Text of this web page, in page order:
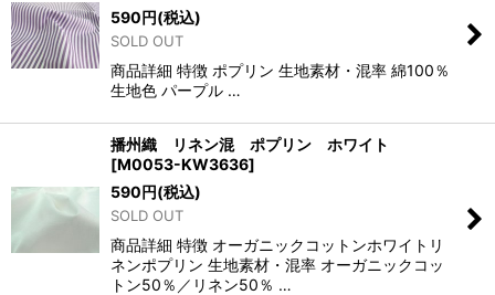
590円(税込)
SOLD OUT
商品詳細 特徴 ポプリン 生地素材・混率 綿100％
生地色 パープル …
播州織 リネン混 ポプリン ホワイト
[M0053-KW3636]
590円(税込)
SOLD OUT
商品詳細 特徴 オーガニックコットンホワイトリ
ネンポプリン 生地素材・混率 オーガニックコッ
トン50％／リネン50％ …